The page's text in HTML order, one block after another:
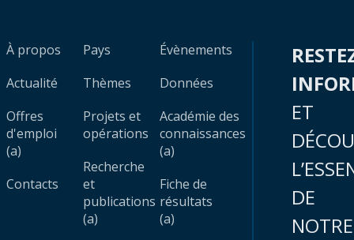
À propos
Actualité
Offres
d'emploi
(a)
Contacts
Pays
Thèmes
Projets et
opérations
Recherche
et
publications
(a)
Évènements
Données
Académie des
connaissances
(a)
Fiche de
résultats
(a)
ET
DE
NOTRE